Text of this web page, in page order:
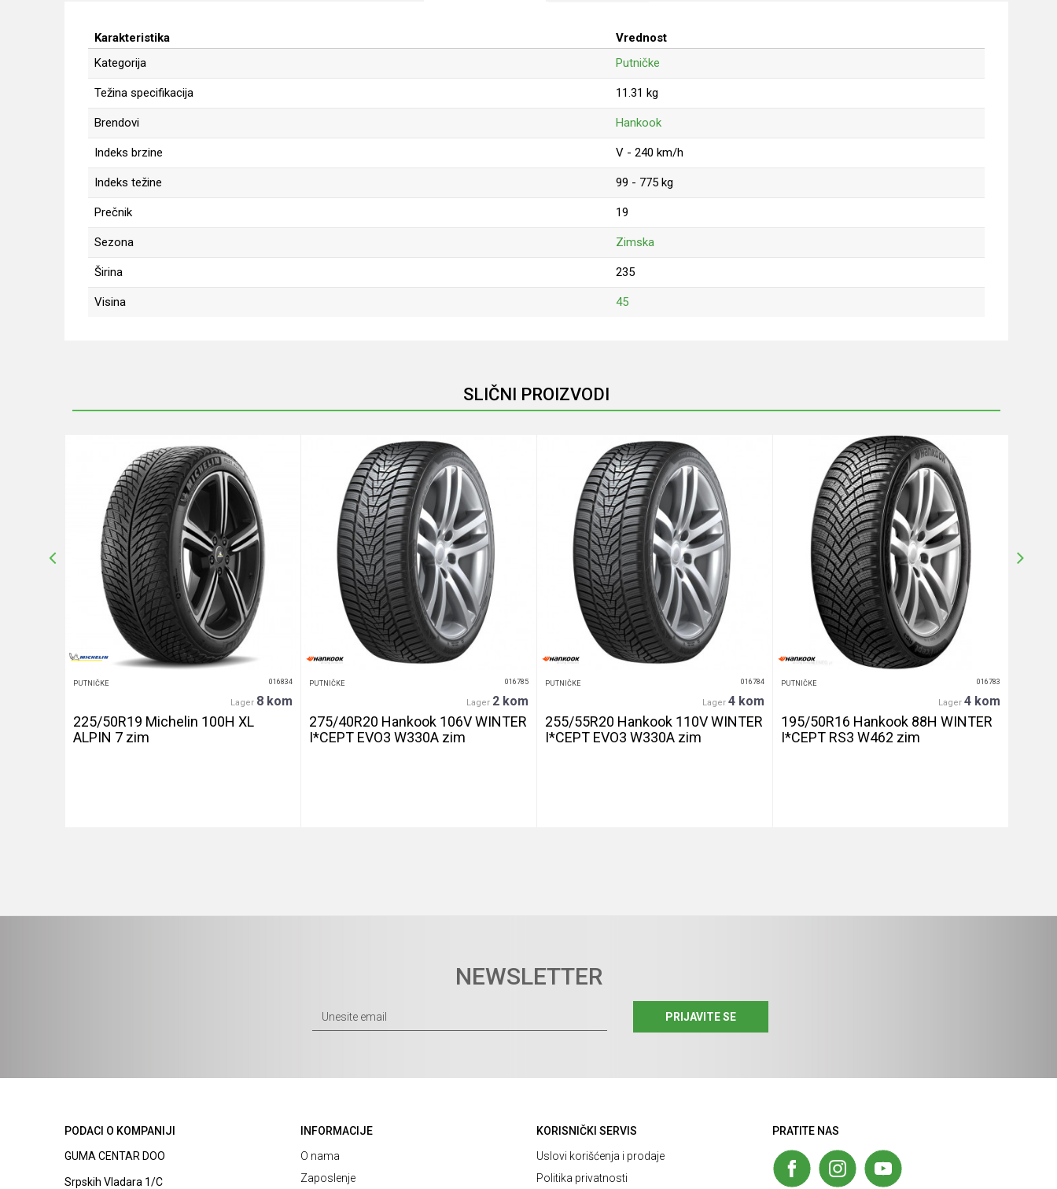
Karakteristika
Vrednost
Kategorija
Putničke
Težina specifikacija 11.31 kg
Brendovi Hankook
Indeks brzine V - 240 km/h
Indeks težine 99 - 775 kg
Prečnik 19
Sezona Zimska
Širina 235
Visina 45
POŠALJI
SLIČNI PROIZVODI
PUTNIČKE 016834
Lager 8 kom
225/50R19 Michelin 100H XL
ALPIN 7 zim
PUTNIČKE 016785
Lager 2 kom
275/40R20 Hankook 106V WINTER
I*CEPT EVO3 W330A zim
PUTNIČKE 016784
Lager 4 kom
255/55R20 Hankook 110V WINTER
I*CEPT EVO3 W330A zim
PUTNIČKE 016783
Lager 4 kom
195/50R16 Hankook 88H WINTER
I*CEPT RS3 W462 zim
NEWSLETTER
PRIJAVITE SE
PODACI O KOMPANIJI
GUMA CENTAR DOO
Srpskih Vladara 1/C
INFORMACIJE
O nama
Zaposlenje
KORISNIČKI SERVIS
Uslovi korišćenja i prodaje
Politika privatnosti
PRATITE NAS